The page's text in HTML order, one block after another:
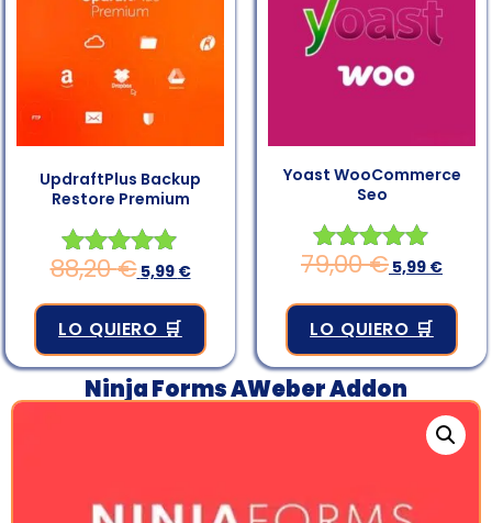
UpdraftPlus Backup
Restore Premium
Valorado en
88,20€ 5,99 €
LO QUIERO 🛒
Yoast WooCommerce
Seo
Valorado en
de 5
79,00€ 5,99 €
LO QUIERO 🛒
Ninja Forms AWeber Addon